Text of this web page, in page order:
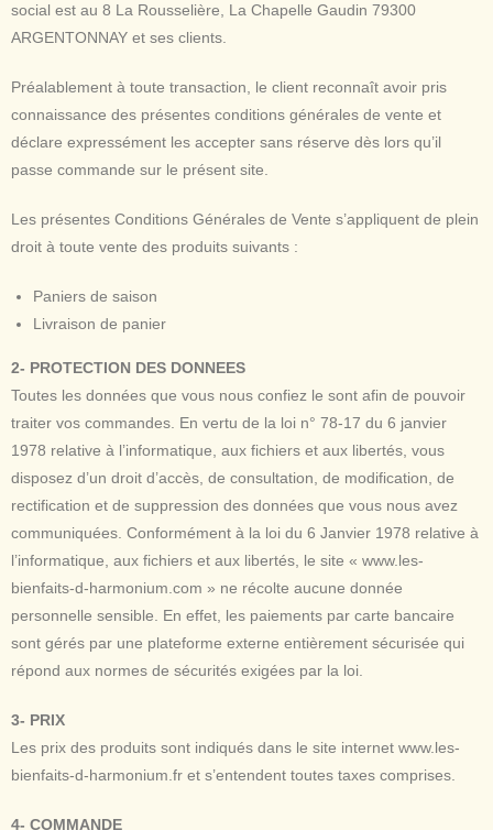
social est au 8 La Rousselière, La Chapelle Gaudin 79300
ARGENTONNAY et ses clients.
Préalablement à toute transaction, le client reconnaît avoir pris
connaissance des présentes conditions générales de vente et
déclare expressément les accepter sans réserve dès lors qu’il
passe commande sur le présent site.
Les présentes Conditions Générales de Vente s’appliquent de plein
droit à toute vente des produits suivants :
Paniers de saison
Livraison de panier
2- PROTECTION DES DONNEES
Toutes les données que vous nous confiez le sont afin de pouvoir
traiter vos commandes. En vertu de la loi n° 78-17 du 6 janvier
1978 relative à l’informatique, aux fichiers et aux libertés, vous
disposez d’un droit d’accès, de consultation, de modification, de
rectification et de suppression des données que vous nous avez
communiquées. Conformément à la loi du 6 Janvier 1978 relative à
l’informatique, aux fichiers et aux libertés, le site « www.les-
bienfaits-d-harmonium.com » ne récolte aucune donnée
personnelle sensible. En effet, les paiements par carte bancaire
sont gérés par une plateforme externe entièrement sécurisée qui
répond aux normes de sécurités exigées par la loi.
3- PRIX
Les prix des produits sont indiqués dans le site internet www.les-
bienfaits-d-harmonium.fr et s’entendent toutes taxes comprises.
4- COMMANDE